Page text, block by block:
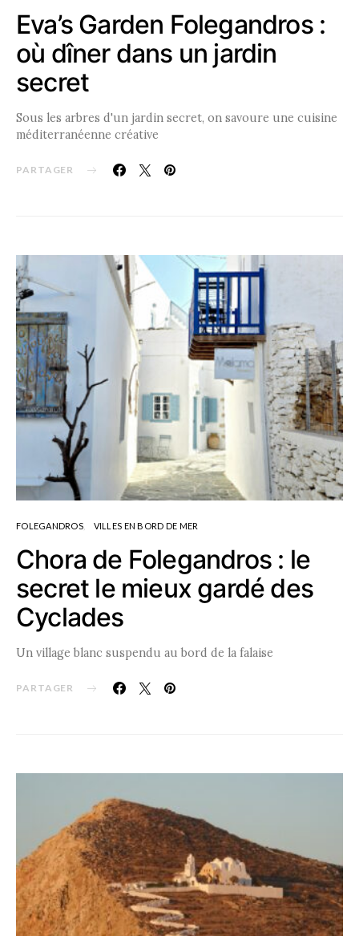
Eva’s Garden Folegandros :
où dîner dans un jardin
secret
Sous les arbres d'un jardin secret, on savoure une cuisine
méditerranéenne créative
PARTAGER
FOLEGANDROS VILLES EN BORD DE MER
Chora de Folegandros : le
secret le mieux gardé des
Cyclades
Un village blanc suspendu au bord de la falaise
PARTAGER